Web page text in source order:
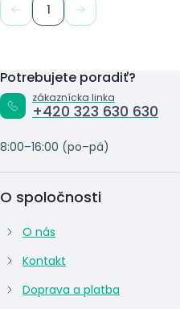
1
Potrebujete poradiť?
zákaznícka linka
+420 323 630 630
8:00–16:00 (po–pá)
O spoločnosti
O nás
Kontakt
Doprava a platba